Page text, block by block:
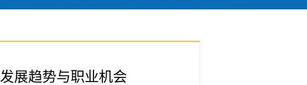
展趋势与职业机会